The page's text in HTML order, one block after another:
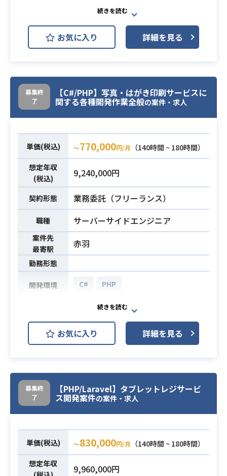
業務内容
・健康管理アプリのサービス価値向
上のためのUI変更および追加画面開
発
・外部サービス連携による健康器具
・体重グラフ、血圧グラフなどにグ
ラフコンポーネント利用
必須スキル
・単体テスト、結合テスト、シナリ
オテストのご経験
・PHPを使用した開発経験
・HTMLのコーディング経験
お気に入り 詳細を見る
募集終
了
【C#/PHP】写真・はがき印刷サービスに
関する各種開発作業全般の案件・求人
単価(税込) 〜770,000円/月
（140時間 ~ 180時間）
想定年収
(税込)
9,240,000円
契約形態 業務委託（フリーランス）
職種 サーバーサイドエンジニア
案件先
最寄駅
赤羽
勤務形態
開発環境 C# PHP
業務内容
写真・はがき印刷サービスに関する
各種開発作業全般にサーバーサイド
エンジニアとして携わって頂きま
す。
・C#、PHPでのサーバーサイド開発
・C#のアプリケーション開発経験(S
開発経験）
・コミュニケーションが円滑（受け
身ではない方）
・SQLの経験
お気に入り 詳細を見る
募集終
了
【PHP/Laravel】タブレットレジサービ
ス開発案件の案件・求人
単価(税込) 〜830,000円/月
（140時間 ~ 180時間）
想定年収
9,960,000円